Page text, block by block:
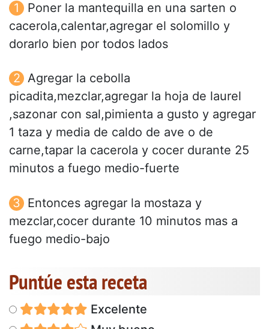
Poner la mantequilla en una sarten o
cacerola,calentar,agregar el solomillo y
dorarlo bien por todos lados
Agregar la cebolla
picadita,mezclar,agregar la hoja de laurel
,sazonar con sal,pimienta a gusto y agregar
1 taza y media de caldo de ave o de
carne,tapar la cacerola y cocer durante 25
minutos a fuego medio-fuerte
Entonces agregar la mostaza y
mezclar,cocer durante 10 minutos mas a
fuego medio-bajo
Puntúe esta receta
Excelente